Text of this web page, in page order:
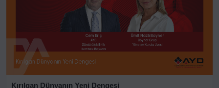
Kırılgan Dünyanın Yeni Dengesi